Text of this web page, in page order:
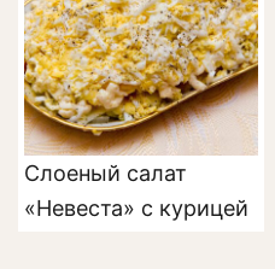
Слоеный салат
«Невеста» с курицей